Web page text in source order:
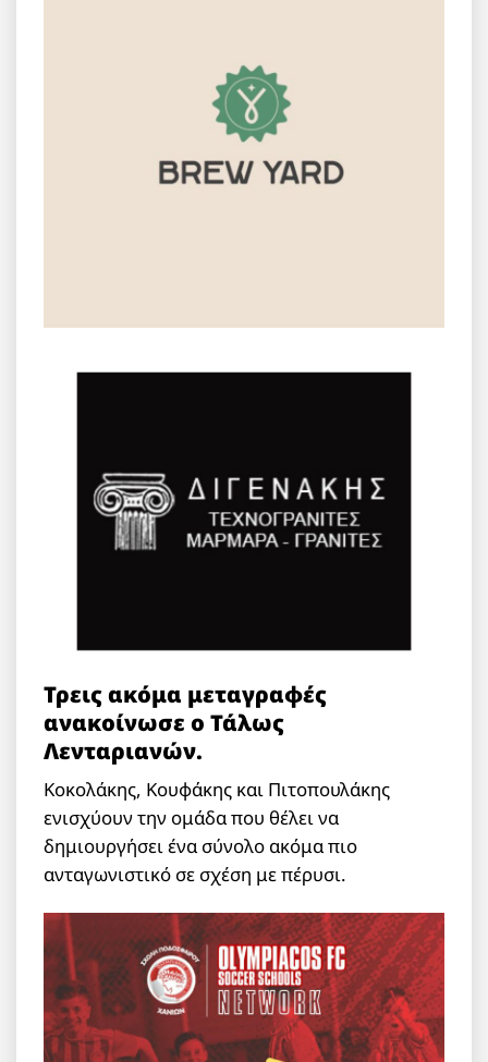
Τρεις ακόμα μεταγραφές
ανακοίνωσε ο Τάλως
Λενταριανών.
Κοκολάκης, Κουφάκης και Πιτοπουλάκης
ενισχύουν την ομάδα που θέλει να
δημιουργήσει ένα σύνολο ακόμα πιο
ανταγωνιστικό σε σχέση με πέρυσι.